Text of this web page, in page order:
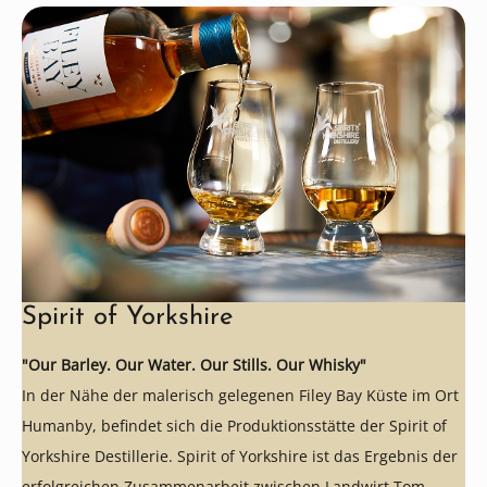
Spirit of Yorkshire
"Our Barley. Our Water. Our Stills. Our Whisky"
In der Nähe der malerisch gelegenen Filey Bay Küste im Ort
Humanby, befindet sich die Produktionsstätte der Spirit of
Yorkshire Destillerie. Spirit of Yorkshire ist das Ergebnis der